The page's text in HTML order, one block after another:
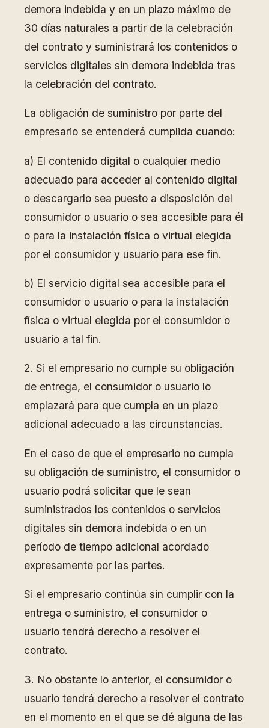
demora indebida y en un plazo máximo de
30 días naturales a partir de la celebración
del contrato y suministrará los contenidos o
servicios digitales sin demora indebida tras
la celebración del contrato.
La obligación de suministro por parte del
empresario se entenderá cumplida cuando:
a) El contenido digital o cualquier medio
adecuado para acceder al contenido digital
o descargarlo sea puesto a disposición del
consumidor o usuario o sea accesible para él
o para la instalación física o virtual elegida
por el consumidor y usuario para ese fin.
b) El servicio digital sea accesible para el
consumidor o usuario o para la instalación
física o virtual elegida por el consumidor o
usuario a tal fin.
2. Si el empresario no cumple su obligación
de entrega, el consumidor o usuario lo
emplazará para que cumpla en un plazo
adicional adecuado a las circunstancias.
En el caso de que el empresario no cumpla
su obligación de suministro, el consumidor o
usuario podrá solicitar que le sean
suministrados los contenidos o servicios
digitales sin demora indebida o en un
período de tiempo adicional acordado
expresamente por las partes.
Si el empresario continúa sin cumplir con la
entrega o suministro, el consumidor o
usuario tendrá derecho a resolver el
contrato.
3. No obstante lo anterior, el consumidor o
usuario tendrá derecho a resolver el contrato
en el momento en el que se dé alguna de las